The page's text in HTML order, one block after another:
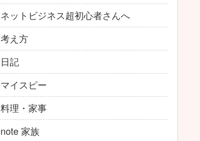
ネットビジネス超初心者さんへ
考え方
日記
マイスピー
料理・家事
note 家族